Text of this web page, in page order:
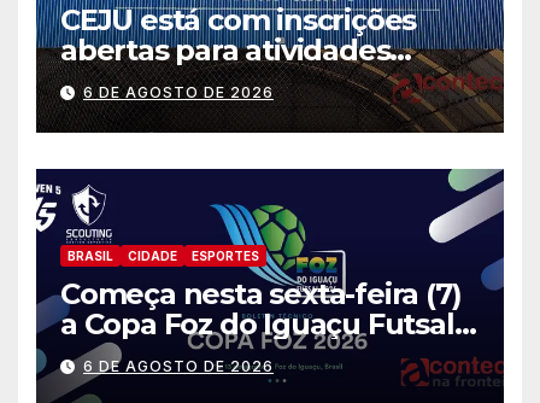
CEJU está com inscrições
abertas para atividades
gratuitas
6 DE AGOSTO DE 2026
BRASIL CIDADE ESPORTES
Começa nesta sexta-feira (7)
a Copa Foz do Iguaçu Futsal
2026 com equipes de quatro
países
6 DE AGOSTO DE 2026